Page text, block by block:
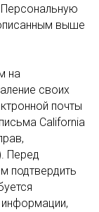
выше
на
своих
почты
California
Перед
подтвердить